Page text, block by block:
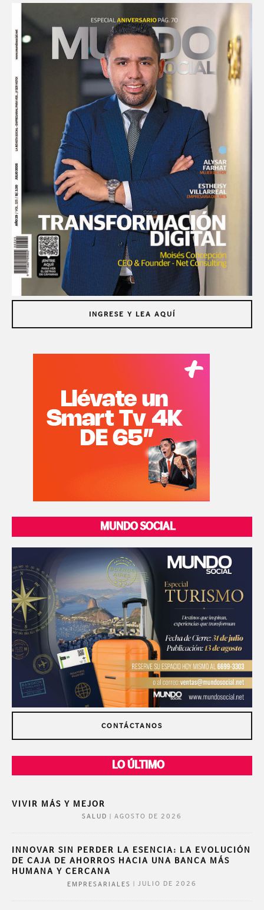
INGRESE Y LEA AQUÍ
MUNDO SOCIAL
CONTÁCTANOS
LO ÚLTIMO
VIVIR MÁS Y MEJOR
SALUD AGOSTO DE 2026
INNOVAR SIN PERDER LA ESENCIA: LA EVOLUCIÓN
DE CAJA DE AHORROS HACIA UNA BANCA MÁS
HUMANA Y CERCANA
EMPRESARIALES JULIO DE 2026